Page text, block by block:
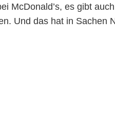
McDonald’s, es gibt
Und das hat in Sachen